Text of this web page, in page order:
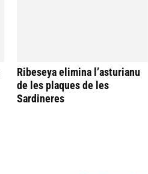
Ribeseya elimina l’asturianu
de les plaques de les
Sardineres